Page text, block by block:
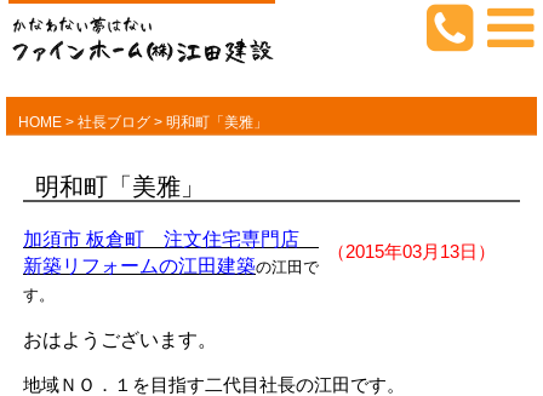
HOME > 社長ブログ > 明和町「美雅」
明和町「美雅」
（2015年03月13日）
加須市 板倉町 注文住宅専門店
新築リフォームの江田建築の江田で
す。
おはようございます。
地域ＮＯ．１を目指す二代目社長の江田です。